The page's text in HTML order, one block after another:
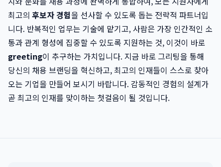
최고의 후보자 경험을 선사할 수 있도록 돕는 전략적 파트너입
니다. 반복적인 업무는 기술에 맡기고, 사람은 가장 인간적인 소
통과 관계 형성에 집중할 수 있도록 지원하는 것, 이것이 바로
greeting이 추구하는 가치입니다. 지금 바로 그리팅을 통해
당신의 채용 브랜딩을 혁신하고, 최고의 인재들이 스스로 찾아
오는 기업을 만들어 보시기 바랍니다. 감동적인 경험의 설계가
곧 최고의 인재를 맞이하는 첫걸음이 될 것입니다.